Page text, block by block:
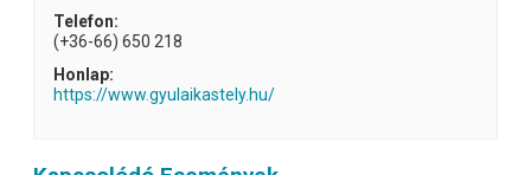
Telefon:
(+36-66) 650 218
Honlap:
https://www.gyulaikastely.hu/